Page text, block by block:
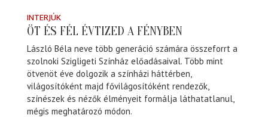
INTERJÚK
ÖT ÉS FÉL ÉVTIZED A FÉNYBEN
László Béla neve több generáció számára összeforrt a
szolnoki Szigligeti Színház előadásaival. Több mint
ötvenöt éve dolgozik a színházi háttérben,
világosítóként majd fővilágosítóként rendezők,
színészek és nézők élményeit formálja láthatatlanul,
mégis meghatározó módon.